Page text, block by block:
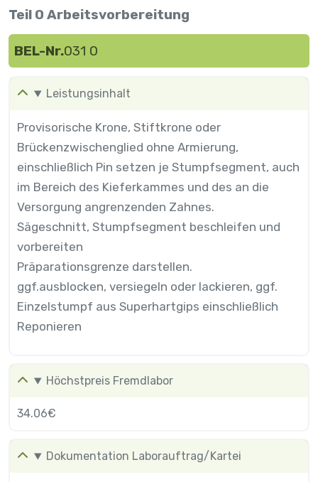
Teil 0 Arbeitsvorbereitung
BEL-Nr.031 0
Leistungsinhalt
Provisorische Krone, Stiftkrone oder
Brückenzwischenglied ohne Armierung,
einschließlich Pin setzen je Stumpfsegment, auch
im Bereich des Kieferkammes und des an die
Versorgung angrenzenden Zahnes.
Sägeschnitt, Stumpfsegment beschleifen und
vorbereiten
Präparationsgrenze darstellen.
ggf.ausblocken, versiegeln oder lackieren, ggf.
Einzelstumpf aus Superhartgips einschließlich
Reponieren
Höchstpreis Fremdlabor
34.06€
Dokumentation Laborauftrag/Kartei